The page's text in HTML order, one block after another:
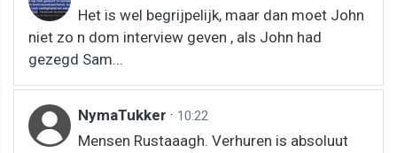
Het is wel begrijpelijk, maar dan moet John
niet zo n dom interview geven , als John had
gezegd Sam...
NymaTukker · 10:22
Mensen Rustaaagh. Verhuren is absoluut